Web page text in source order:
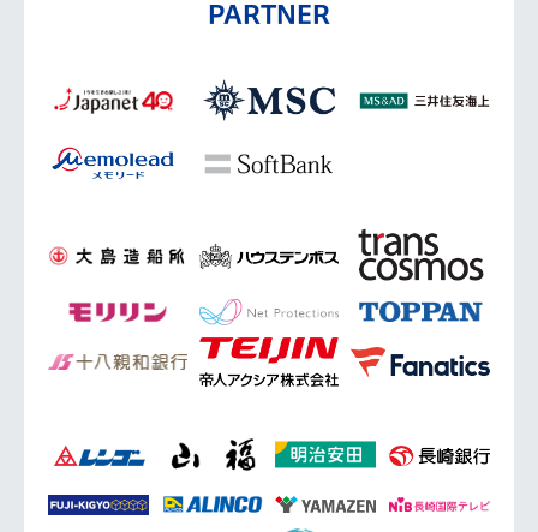
PARTNER